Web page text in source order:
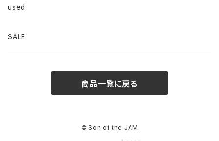
OVERALL
Goodwear
ニット/セーター
ジャケット
used
SALE
商品一覧に戻る
© Son of the JAM